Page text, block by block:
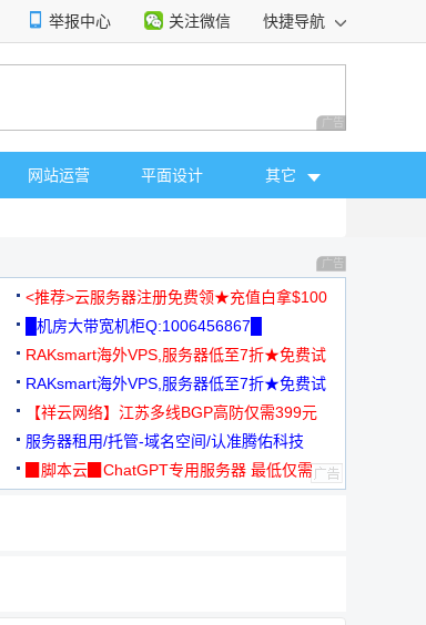
举报中心 关注微信 快捷导航
广告 商业广告，理
网站运营 平面设计 其它
广告 商业广告，理
<推荐>云服务器注册免费领★充值白拿$100
█机房大带宽机柜Q:1006456867█
RAKsmart海外VPS,服务器低至7折★免费试
用★
RAKsmart海外VPS,服务器低至7折★免费试
用★
【祥云网络】江苏多线BGP高防仅需399元
服务器租用/托管-域名空间/认准腾佑科技
▉脚本云▉ChatGPT专用服务器 最低仅需